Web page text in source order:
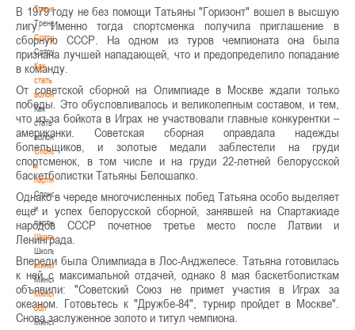
Тренерам
Тренерам
Сотрудничество
Сотрудничество
Как
стать
волонтером
Как
стать
волонтером
Спонсоры
и
партнеры
Спонсоры
и
партнеры
Школы
Школы
Минск
Минск
Минская
обл
Минская
В 1979 году не без помощи Татьяны "Горизонт" вошел в высшую
лигу. Именно тогда спортсменка получила приглашение в
сборную СССР. На одном из туров чемпионата она была
признана лучшей нападающей, что и предопределило попадание
в команду.
От советской сборной на Олимпиаде в Москве ждали только
победы. Это обусловливалось и великолепным составом, и тем,
что из-за бойкота в Играх не участвовали главные конкурентки –
американки. Советская сборная оправдала надежды
болельщиков, и золотые медали заблестели на груди
спортсменок, в том числе и на груди 22-летней белорусской
баскетболистки Татьяны Белошапко.
Однако в череде многочисленных побед Татьяна особо выделяет
еще и успех белорусской сборной, занявшей на Спартакиаде
народов СССР почетное третье место после Латвии и
Ленинграда.
Впереди была Олимпиада в Лос-Анджелесе. Татьяна готовилась
к ней с максимальной отдачей, однако 8 мая баскетболисткам
объявили: "Советский Союз не примет участия в Играх за
океаном. Готовьтесь к "Дружбе-84", турнир пройдет в Москве".
Снова заслуженное золото и титул чемпиона.